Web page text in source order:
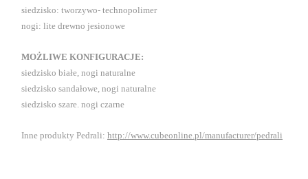
siedzisko: tworzywo- technopolimer
nogi: lite drewno jesionowe
MOŻLIWE KONFIGURACJE:
siedzisko białe, nogi naturalne
siedzisko sandałowe, nogi naturalne
siedzisko szare. nogi czarne
Inne produkty Pedrali: http://www.cubeonline.pl/manufacturer/pedrali